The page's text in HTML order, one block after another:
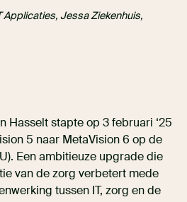
Jessa Ziekenhuis,
Hasselt stapte op 3 februari ‘25
5 naar MetaVision 6 op de
Een ambitieuze upgrade die
van de zorg verbetert mede
tussen IT, zorg en de